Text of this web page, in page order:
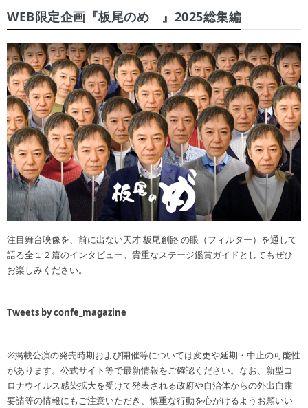
WEB限定企画『板尾のめ゙』2025総集編
注目舞台映像を、前に出ない天才 板尾創路 の眼（フィルター）を通して
語る全１２篇のインタビュー。貴重なステージ鑑賞ガイドとしてもぜひ
お楽しみください。
Tweets by confe_magazine
※掲載公演の発売時期および開催等については変更や延期・中止の可能性
があります。公式サイト等で最新情報をご確認ください。なお、新型コ
ロナウイルス感染拡大を受けて発表される政府や自治体からの外出自粛
要請等の情報にもご注意いただき、慎重な行動を心がけるようお願いい